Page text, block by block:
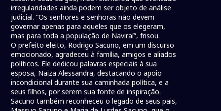
irregularidades ainda podem ser objeto de análise
judicial. “Os senhores e senhoras não devem
governar apenas para aqueles que os elegeram,
mas para toda a população de Naviraí”, frisou.
O prefeito eleito, Rodrigo Sacuno, em um discurso
emocionado, agradeceu à família, amigos e aliados
políticos. Ele dedicou palavras especiais à sua
esposa, Naiza Alessandra, destacando o apoio
incondicional durante sua caminhada política, e a
seus filhos, por serem sua fonte de inspiração.
Sacuno também reconheceu o legado de seus pais,